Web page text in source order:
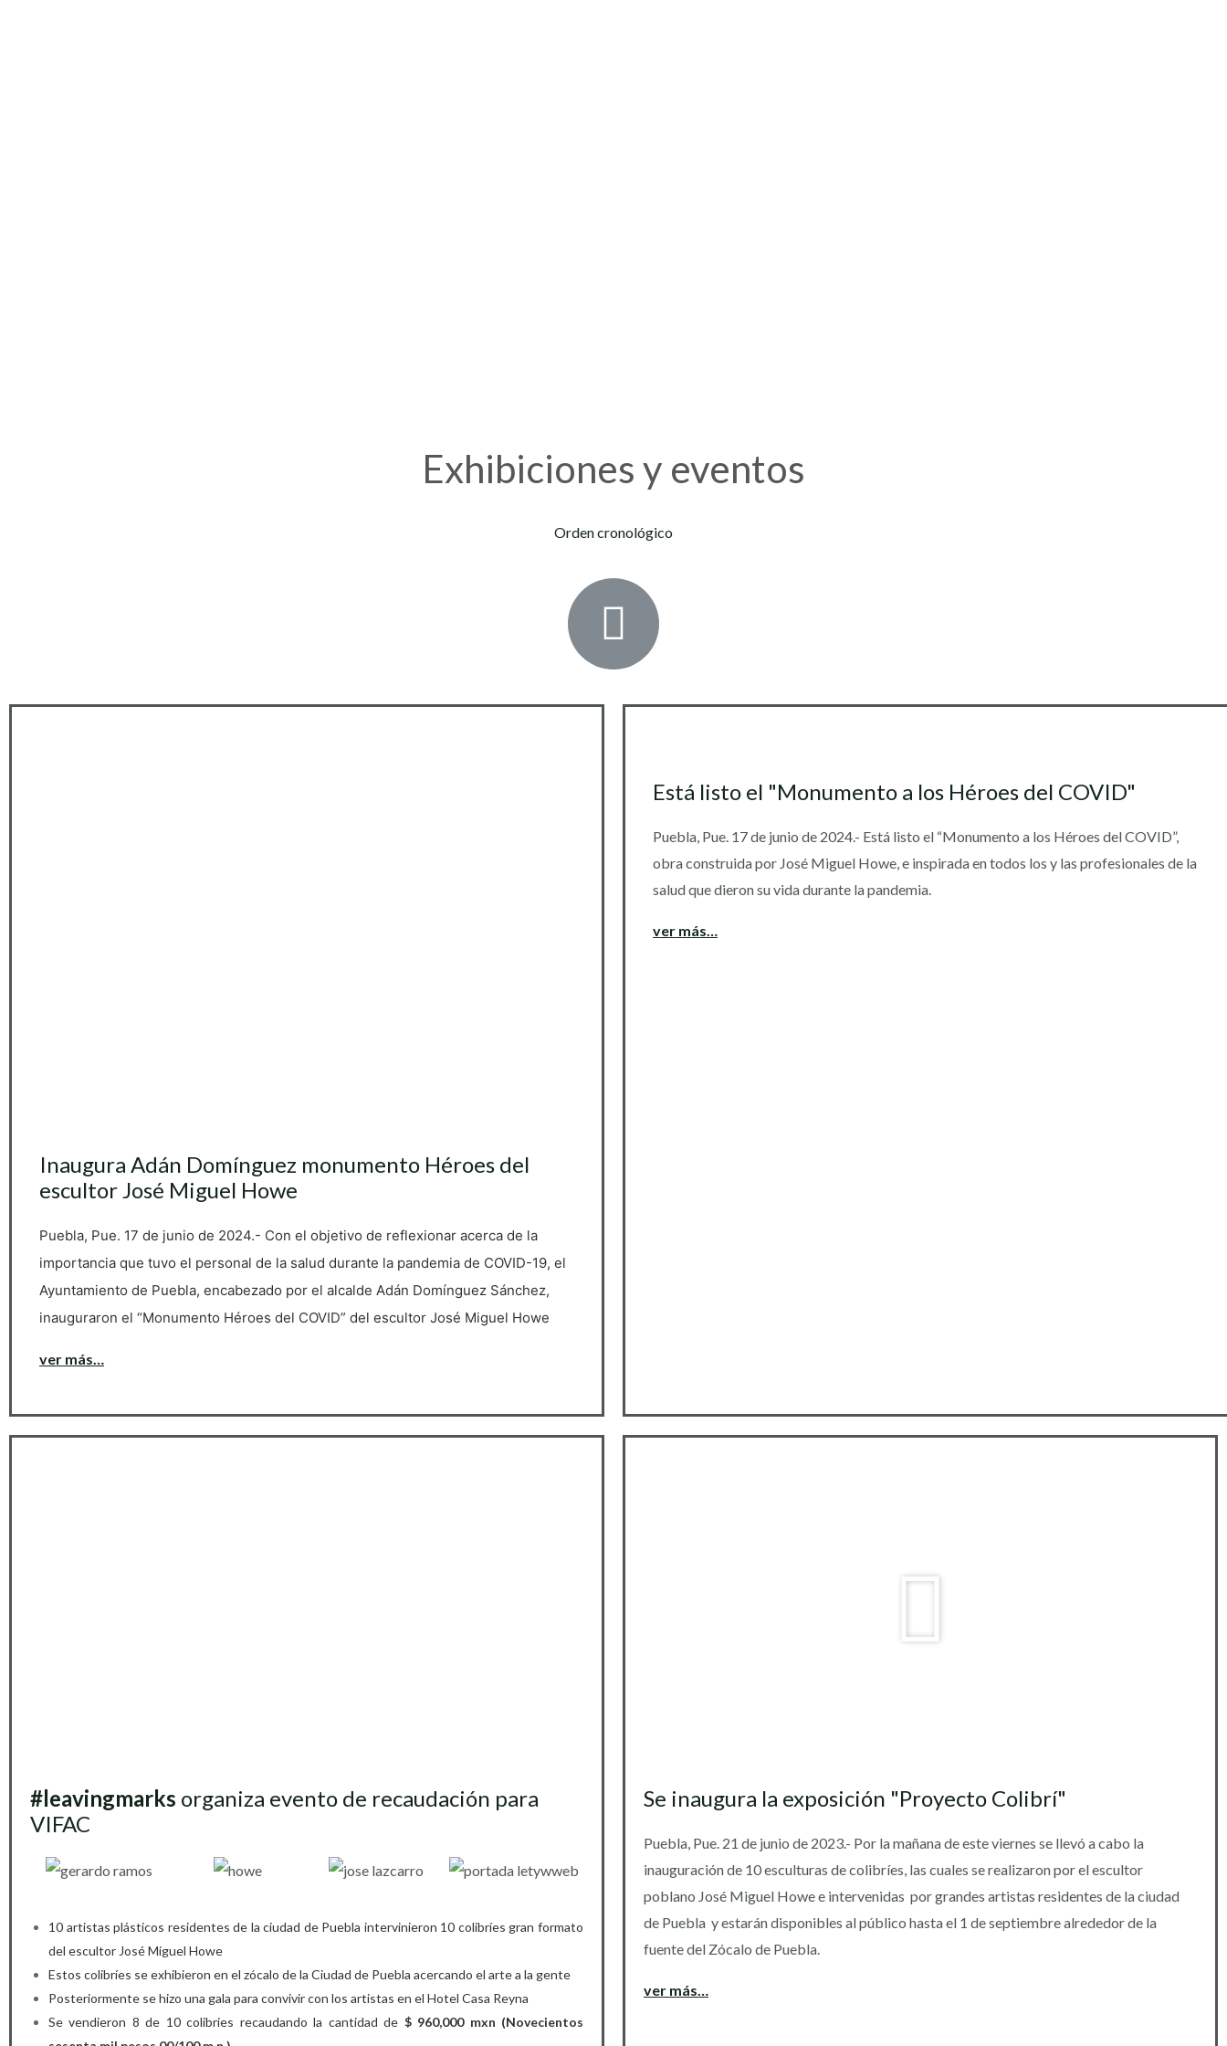
Exhibiciones y eventos
Orden cronológico
Inaugura Adán Domínguez monumento Héroes del
escultor José Miguel Howe
Puebla, Pue. 17 de junio de 2024.- Con el objetivo de reflexionar acerca de la
importancia que tuvo el personal de la salud durante la pandemia de COVID-19, el
Ayuntamiento de Puebla, encabezado por el alcalde Adán Domínguez Sánchez,
inauguraron el “Monumento Héroes del COVID” del escultor José Miguel Howe
ver más…
Está listo el "Monumento a los Héroes del COVID"
Puebla, Pue. 17 de junio de 2024.- Está listo el “Monumento a los Héroes del COVID”,
obra construida por José Miguel Howe, e inspirada en todos los y las profesionales de la
salud que dieron su vida durante la pandemia.
ver más…
#leavingmarks organiza evento de recaudación para
VIFAC
10 artistas plásticos residentes de la ciudad de Puebla intervinieron 10 colibríes gran formato
del escultor José Miguel Howe
Estos colibríes se exhibieron en el zócalo de la Ciudad de Puebla acercando el arte a la gente
Posteriormente se hizo una gala para convivir con los artistas en el Hotel Casa Reyna
Se vendieron 8 de 10 colibries recaudando la cantidad de $ 960,000 mxn (Novecientos
Se inaugura la exposición "Proyecto Colibrí"
Puebla, Pue. 21 de junio de 2023.- Por la mañana de este viernes se llevó a cabo la
inauguración de 10 esculturas de colibríes, las cuales se realizaron por el escultor
poblano José Miguel Howe e intervenidas por grandes artistas residentes de la ciudad
de Puebla y estarán disponibles al público hasta el 1 de septiembre alrededor de la
fuente del Zócalo de Puebla.
ver más…